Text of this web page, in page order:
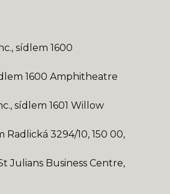
sídlem 1600
1600 Amphitheatre
sídlem 1601 Willow
3294/10, 150 00,
Julians Business Centre,